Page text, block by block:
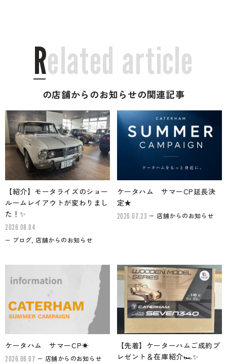
Related article
の店舗からのお知らせの関連記事
【紹介】モータライズのショー
ルームレイアウトが変わりまし
た！✨
2026.08.04
ブログ, 店舗からのお知らせ
ケータハム サマーCP延長決
定★
2026.07.23 店舗からのお知らせ
ケータハム サマーCP☀
2026.06.07 店舗からのお知らせ
【先着】ケーターハムご成約プ
レゼント＆在庫紹介🏎✨